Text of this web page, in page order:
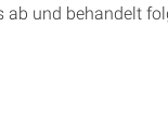
ab und behandelt